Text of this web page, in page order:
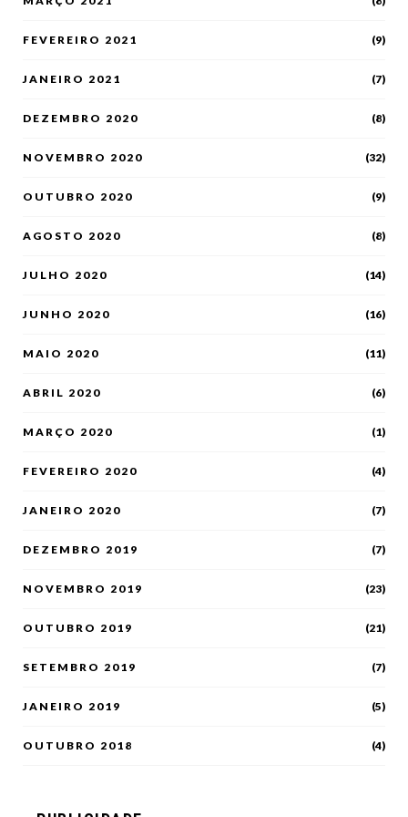
FEVEREIRO 2021 (9)
JANEIRO 2021 (7)
DEZEMBRO 2020 (8)
NOVEMBRO 2020 (32)
OUTUBRO 2020 (9)
AGOSTO 2020 (8)
JULHO 2020 (14)
JUNHO 2020 (16)
MAIO 2020 (11)
ABRIL 2020 (6)
MARÇO 2020 (1)
FEVEREIRO 2020 (4)
JANEIRO 2020 (7)
DEZEMBRO 2019 (7)
NOVEMBRO 2019 (23)
OUTUBRO 2019 (21)
SETEMBRO 2019 (7)
JANEIRO 2019 (5)
OUTUBRO 2018 (4)